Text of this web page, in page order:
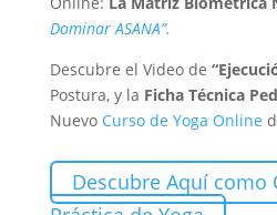
Dominar ASANA”.
Descubre el Video de
Postura, y la Ficha Técnica
Nuevo Curso de Yoga Online
Descubre Aquí como